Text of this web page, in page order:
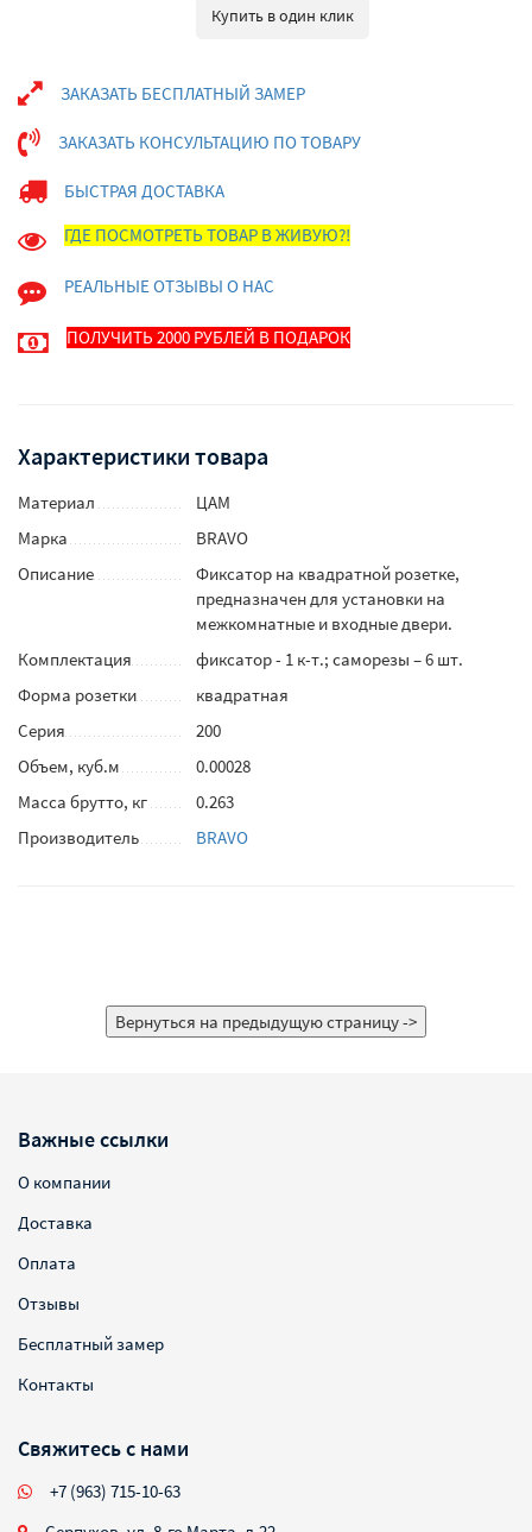
Купить в один клик
ЗАКАЗАТЬ БЕСПЛАТНЫЙ ЗАМЕР
ЗАКАЗАТЬ КОНСУЛЬТАЦИЮ ПО ТОВАРУ
БЫСТРАЯ ДОСТАВКА
ГДЕ ПОСМОТРЕТЬ ТОВАР В ЖИВУЮ?!
РЕАЛЬНЫЕ ОТЗЫВЫ О НАС
ПОЛУЧИТЬ 2000 РУБЛЕЙ В ПОДАРОК
Характеристики товара
Материал
ЦАМ
Марка
BRAVO
Описание
Фиксатор на квадратной розетке,
предназначен для установки на
межкомнатные и входные двери.
Комплектация
фиксатор - 1 к-т.; саморезы – 6 шт.
Форма розетки
квадратная
Серия
200
Объем, куб.м
0.00028
Масса брутто, кг
0.263
Производитель
BRAVO
Важные ссылки
О компании
Доставка
Оплата
Отзывы
Бесплатный замер
Контакты
Свяжитесь с нами
+7 (963) 715-10-63